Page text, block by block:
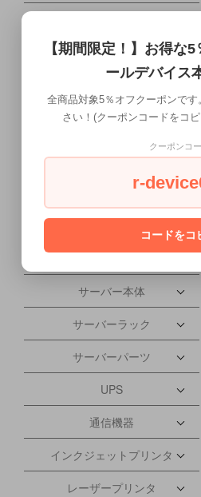
配送について
液晶ディスプレイ
会社概要
ソフトウェア
サーバー本体
サーバーラック
サーバーパーツ
UPS
通信機器
インクジェットプリンタ
レーザープリンタ
【期間限定！】お得な
ールデバイス
全商品対象5％オフクーポンで
さい！(クーポンコードをコ
クーポンコ
r-
コードをコ